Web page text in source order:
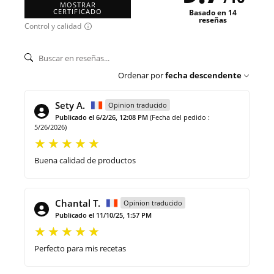
MOSTRAR
CERTIFICADO
Control y calidad
Basado en 14
reseñas
Ordenar porfecha descendente
Sety A.
Opinion traducido
Publicado el 6/2/26, 12:08 PM (Fecha del pedido :
5/26/2026)
Buena calidad de productos
Chantal T.
Opinion traducido
Publicado el 11/10/25, 1:57 PM
Perfecto para mis recetas